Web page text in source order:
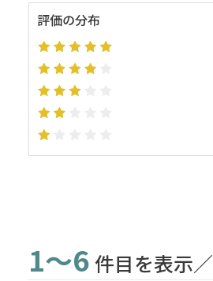
評価の分布
1～6 件目を表示／